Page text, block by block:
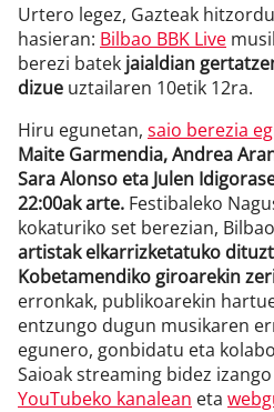
Urtero legez, Gazteak
hasieran: Bilbao BBK Live
berezi batek jaialdian
dizue uztailaren 10etik 12ra.
Hiru egunetan, saio berezia
Maite Garmendia, Andrea
Sara Alonso eta Julen
22:00ak arte. Festibaleko
kokaturiko set berezian,
artistak elkarrizketatuko
Kobetamendiko giroarekin
erronkak, publikoarekin
entzungo dugun musikaren
egunero, gonbidatu eta
Saioak streaming bidez
YouTubeko kanalean eta